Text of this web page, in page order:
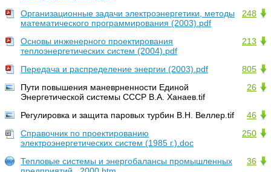
248
Организационные задачи электроэнергетики, методы
математического программирования (2003).pdf
213
Основы инженерного проектирования
теплоэнергетических систем (2004).pdf
805
Передача и распределение энергии (2003).pdf
26
Пути повышения маневрненности Единой
Энергетической системы СССР В.А. Ханаев.tif
46
Регулировка и защита паровых турбин В.Н. Веллер.tif
250
Справочник по проектированию
электроэнергетических систем (1985 г.).doc
36
Тепловые системы и энергобалансы промышленных